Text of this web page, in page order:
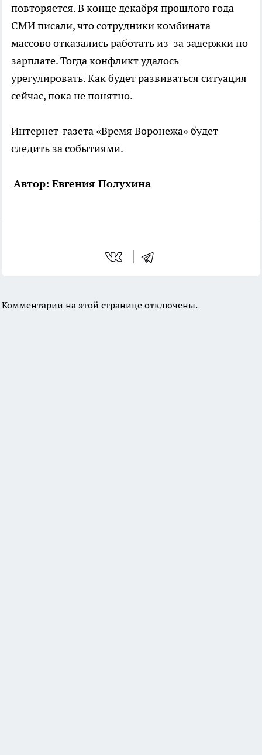
повторяется. В конце декабря прошлого года
СМИ писали, что сотрудники комбината
массово отказались работать из-за задержки по
зарплате. Тогда конфликт удалось
урегулировать. Как будет развиваться ситуация
сейчас, пока не понятно.
Интернет-газета «Время Воронежа» будет
следить за событиями.
Автор: Евгения Полухина
Комментарии на этой странице отключены.